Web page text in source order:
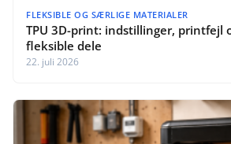
FLEKSIBLE OG SÆRLIGE MATERIALER
TPU 3D-print: indstillinger, printfejl
fleksible dele
22. juli 2026